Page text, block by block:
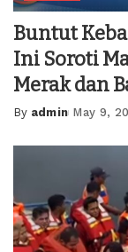
Buntut
Ini Soroti
Merak dan
Posted
By admin May 9,